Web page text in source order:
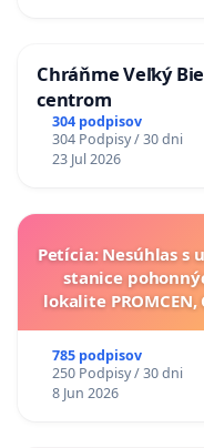
Chráňme Veľký
centrom
304 podpisov
304 Podpisy / 30 dni
23 Jul 2026
Petícia: Nesúhlas s
stanice
lokalite
785 podpisov
250 Podpisy / 30 dni
8 Jun 2026